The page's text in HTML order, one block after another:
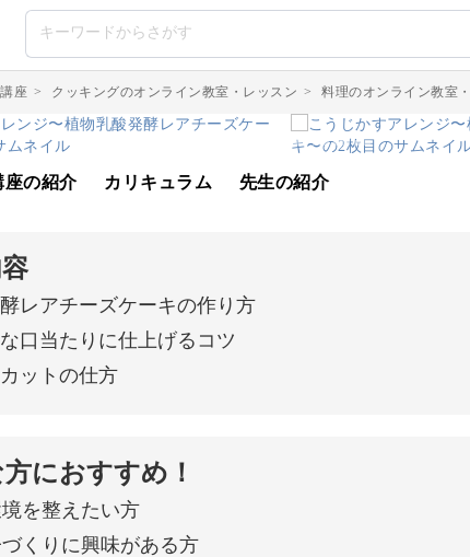
座 > クッキングのオンライン教室・レッスン > 料理のオンライン教室
座の紹介 カリキュラム 先生の紹介
レアチーズケーキの作り方
口当たりに仕上げるコツ
ットの仕方
におすすめ！
を整えたい方
くりに興味がある方